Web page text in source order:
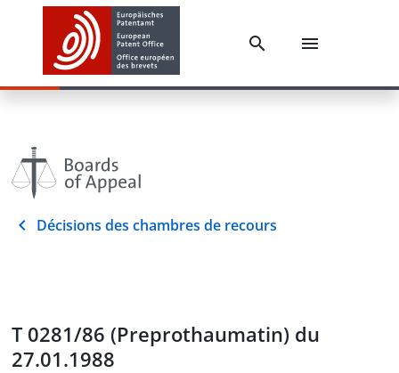
Décisions des chambres de recours
T 0281/86 (Preprothaumatin) du
27.01.1988